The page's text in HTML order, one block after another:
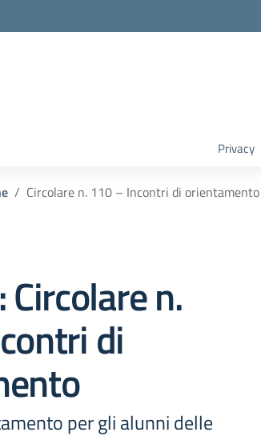
Privacy
Circolare n. 110 – Incontri di orientamento
n.
di
per gli alunni delle